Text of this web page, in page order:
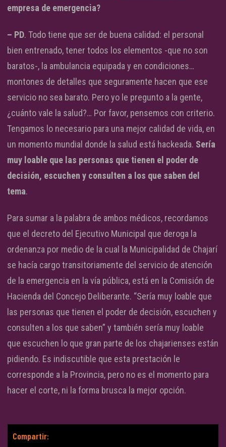
empresa de emergencia?
– PD. Todo tiene que ser de buena calidad: el personal
bien entrenado, tener todos los elementos -que no son
baratos-, la ambulancia equipada y en condiciones…
montones de detalles que seguramente hacen que ese
servicio no sea barato. Pero yo le pregunto a la gente,
¿cuánto vale la salud?… Por favor, pensemos con criterio.
Tengamos lo necesario para una mejor calidad de vida, en
un momento mundial donde la salud está hackeada. Sería
muy loable que las personas que tienen el poder de
decisión, escuchen y consulten a los que saben del
tema.
Para sumar a la palabra de ambos médicos, recordamos
que el decreto del Ejecutivo Municipal que deroga la
ordenanza por medio de la cual la Municipalidad de Chajarí
se hacía cargo transitoriamente del servicio de atención
de la emergencia en la vía pública, está en la Comisión de
Hacienda del Concejo Deliberante. “Sería muy loable que
las personas que tienen el poder de decisión, escuchen y
consulten a los que saben” y también sería muy loable
que escuchen lo que gran parte de los chajarienses están
pidiendo. Es indiscutible que esta prestación le
corresponde a la Provincia, pero no es el momento para
hacer el corte, ni la forma brusca la mejor opción.
Compartir: